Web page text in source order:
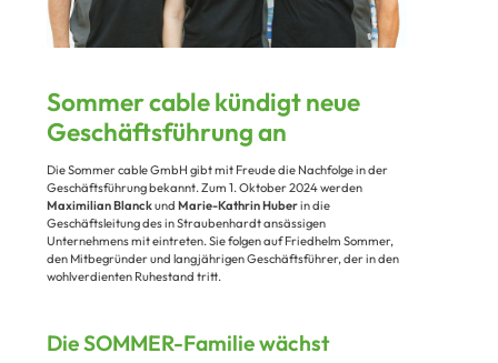
Sommer cable kündigt neue
Geschäftsführung an
Die Sommer cable GmbH gibt mit Freude die Nachfolge in der
Geschäftsführung bekannt. Zum 1. Oktober 2024 werden
Maximilian Blanckund Marie-Kathrin Huberin die
Geschäftsleitung des in Straubenhardt ansässigen
Unternehmens mit eintreten. Sie folgen auf Friedhelm Sommer,
den Mitbegründer und langjährigen Geschäftsführer, der in den
wohlverdienten Ruhestand tritt.
Die SOMMER-Familie wächst